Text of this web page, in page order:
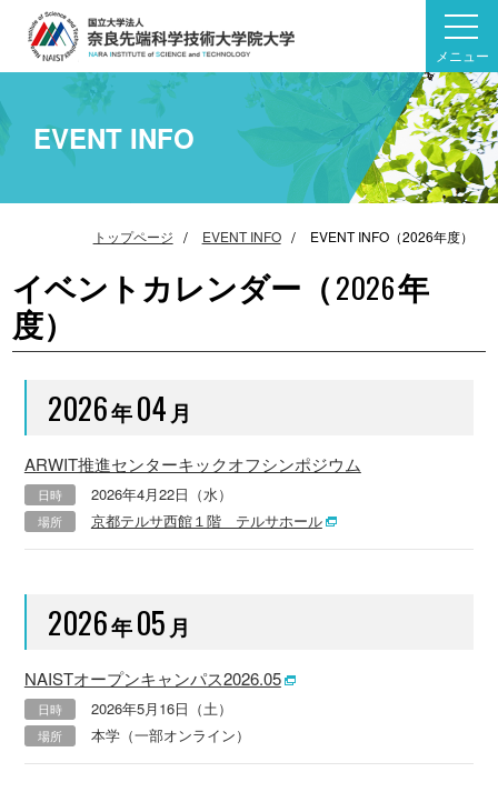
メニュー
EVENT INFO
トップページ EVENT INFO EVENT INFO（2026年度）
イベントカレンダー（2026年
度）
2026年04 月
ARWIT推進センターキックオフシンポジウム
日時 2026年4月22日（水）
場所 京都テルサ西館１階 テルサホール
2026年05 月
NAISTオープンキャンパス2026.05
日時 2026年5月16日（土）
場所 本学（一部オンライン）